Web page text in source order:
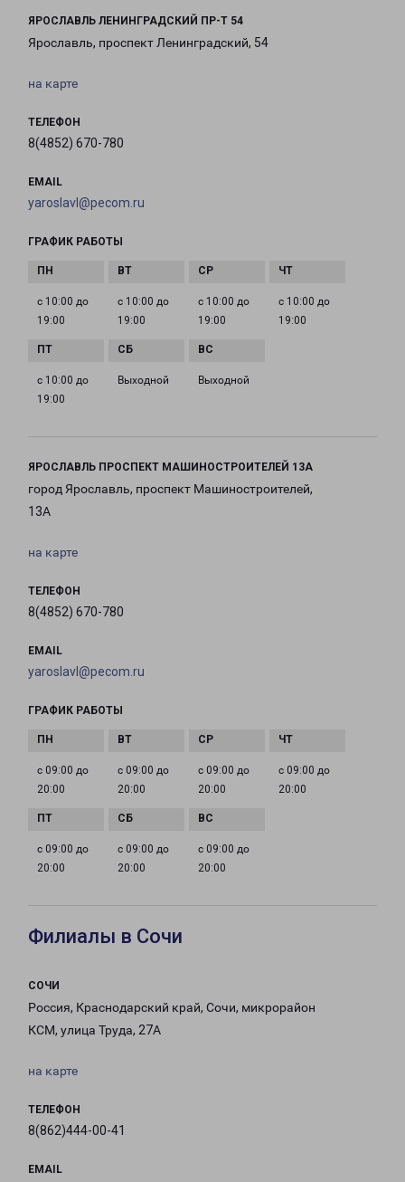
ЯРОСЛАВЛЬ ЛЕНИНГРАДСКИЙ ПР-Т 54
Ярославль, проспект Ленинградский, 54
на карте
ТЕЛЕФОН
8(4852) 670-780
EMAIL
yaroslavl@pecom.ru
ГРАФИК РАБОТЫ
с 10:00 до
19:00
с 10:00 до
19:00
с 10:00 до
19:00
с 10:00 до
19:00
с 10:00 до
19:00
Выходной Выходной
ЯРОСЛАВЛЬ ПРОСПЕКТ МАШИНОСТРОИТЕЛЕЙ 13А
город Ярославль, проспект Машиностроителей,
13А
на карте
ТЕЛЕФОН
8(4852) 670-780
EMAIL
yaroslavl@pecom.ru
ГРАФИК РАБОТЫ
с 09:00 до
20:00
с 09:00 до
20:00
с 09:00 до
20:00
с 09:00 до
20:00
с 09:00 до
20:00
с 09:00 до
20:00
с 09:00 до
20:00
Филиалы в Сочи
СОЧИ
Россия, Краснодарский край, Сочи, микрорайон
КСМ, улица Труда, 27А
на карте
ТЕЛЕФОН
8(862)444-00-41
EMAIL